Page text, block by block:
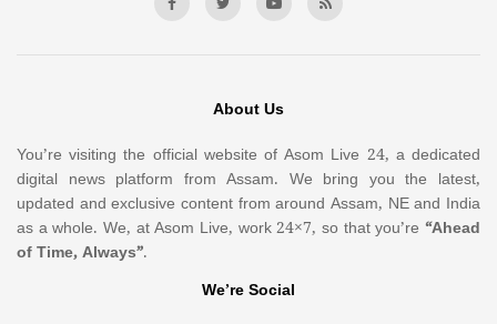
About Us
You’re visiting the official website of Asom Live 24, a dedicated
digital news platform from Assam. We bring you the latest,
updated and exclusive content from around Assam, NE and India
as a whole. We, at Asom Live, work 24×7, so that you’re “Ahead
of Time, Always”.
We’re Social